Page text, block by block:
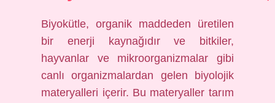
Biyokütle, organik maddeden üretilen
bir enerji kaynağıdır ve bitkiler,
hayvanlar ve mikroorganizmalar gibi
canlı organizmalardan gelen biyolojik
materyalleri içerir. Bu materyaller tarım